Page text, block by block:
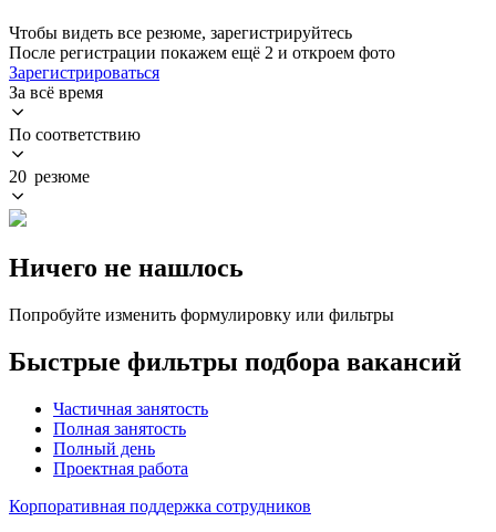
Чтобы видеть все резюме, зарегистрируйтесь
После регистрации покажем ещё 2 и откроем фото
Зарегистрироваться
За всё время
По соответствию
20 резюме
Ничего не нашлось
Попробуйте изменить формулировку или фильтры
Быстрые фильтры подбора вакансий
Частичная занятость
Полная занятость
Полный день
Проектная работа
Корпоративная поддержка сотрудников